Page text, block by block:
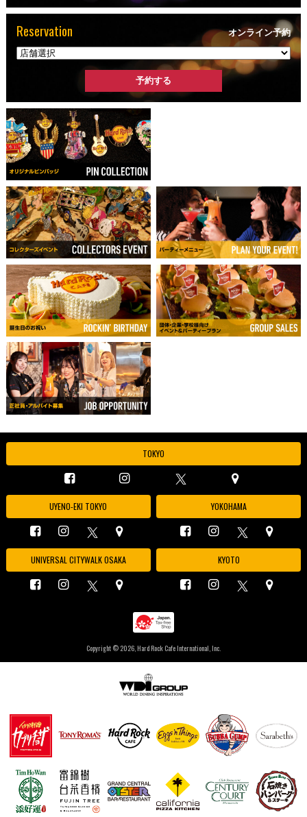
Reservation オンライン予約
TOKYO
UYENO-EKI TOKYO YOKOHAMA
UNIVERSAL CITYWALK OSAKA KYOTO
Copyright © 2026, Hard Rock Cafe International, Inc.